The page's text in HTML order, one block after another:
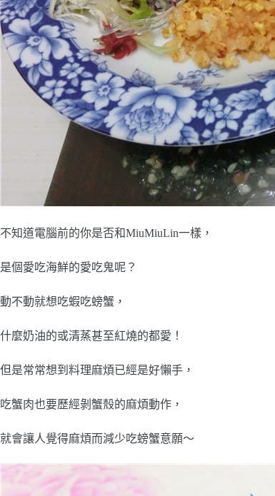
不知道電腦前的你是否和MiuMiuLin一樣，
是個愛吃海鮮的愛吃鬼呢？
動不動就想吃蝦吃螃蟹，
什麼奶油的或清蒸甚至紅燒的都愛！
但是常常想到料理麻煩已經是好懶手，
吃蟹肉也要歷經剝蟹殼的麻煩動作，
就會讓人覺得麻煩而減少吃螃蟹意願～